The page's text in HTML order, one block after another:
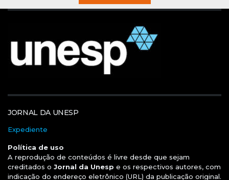
JORNAL DA UNESP
Expediente
Política de uso
A reprodução de conteúdos é livre desde que sejam
creditados o Jornal da Unesp e os respectivos autores, com
indicação do endereço eletrônico (URL) da publicação original.